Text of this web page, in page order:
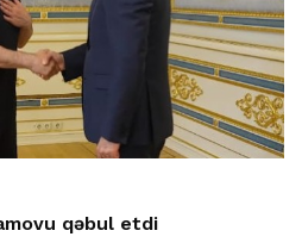
qəbul etdi